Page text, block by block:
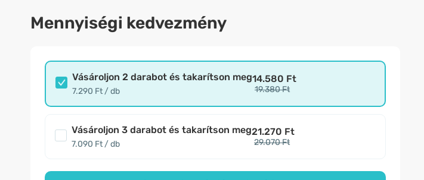
Mennyiségi kedvezmény
Vásároljon 2 darabot és takarítson meg
7.290 Ft / db
14.580 Ft
19.380 Ft
Vásároljon 3 darabot és takarítson meg
7.090 Ft / db
21.270 Ft
29.070 Ft